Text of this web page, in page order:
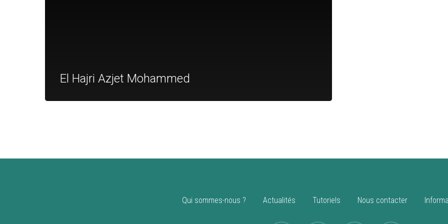
El Hajri Azjet Mohammed
Qui sommes-nous ? Actualités Tutoriels Nous contacter